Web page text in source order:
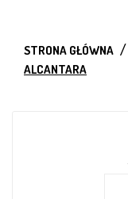
STRONA GŁÓWNA
ALCANTARA